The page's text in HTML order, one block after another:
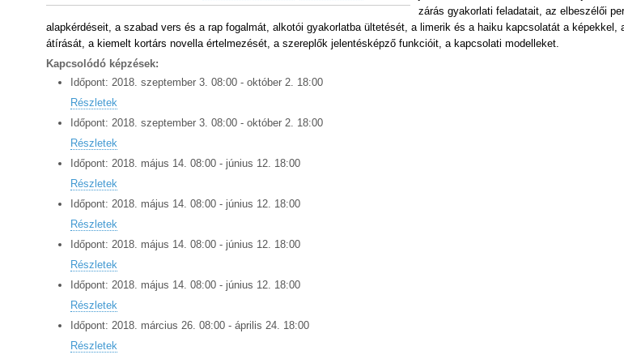
zárás gyakorlati feladatait, az elbeszélői
alapkérdéseit, a szabad vers és a rap fogalmát, alkotói gyakorlatba ültetését, a limerik és a haiku kapcsolatát a képekkel,
átírását, a kiemelt kortárs novella értelmezését, a szereplők jelentésképző funkcióit, a kapcsolati modelleket.
Kapcsolódó képzések:
Időpont: 2018. szeptember 3. 08:00 - október 2. 18:00
Részletek
Időpont: 2018. szeptember 3. 08:00 - október 2. 18:00
Részletek
Időpont: 2018. május 14. 08:00 - június 12. 18:00
Részletek
Időpont: 2018. május 14. 08:00 - június 12. 18:00
Részletek
Időpont: 2018. május 14. 08:00 - június 12. 18:00
Részletek
Időpont: 2018. május 14. 08:00 - június 12. 18:00
Részletek
Időpont: 2018. március 26. 08:00 - április 24. 18:00
Részletek